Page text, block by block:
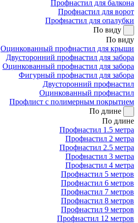
Профнастил для балкона
Профнастил для ворот
Профнастил для опалубки
По виду
По виду
Оцинкованный профнастил для крыши
Двусторонний профнастил для забора
Оцинкованный профнастил для забора
Фигурный профнастил для забора
Двусторонний профнастил
Оцинкованный профнастил
Профлист с полимерным покрытием
По длине
По длине
Профнастил 1.5 метра
Профнастил 2 метра
Профнастил 2.5 метра
Профнастил 3 метра
Профнастил 4 метра
Профнастил 5 метров
Профнастил 6 метров
Профнастил 7 метров
Профнастил 8 метров
Профнастил 9 метров
Профнастил 12 метров